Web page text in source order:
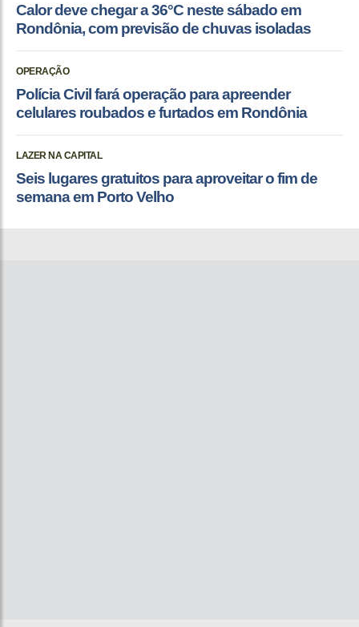
Calor deve chegar a 36°C neste sábado em
Rondônia, com previsão de chuvas isoladas
OPERAÇÃO
Polícia Civil fará operação para apreender
celulares roubados e furtados em Rondônia
LAZER NA CAPITAL
Seis lugares gratuitos para aproveitar o fim de
semana em Porto Velho